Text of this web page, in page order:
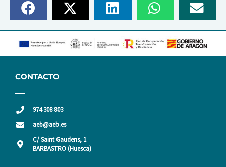
CONTACTO
974 308 803
aeb@aeb.es
C/ Saint Gaudens, 1
BARBASTRO (Huesca)